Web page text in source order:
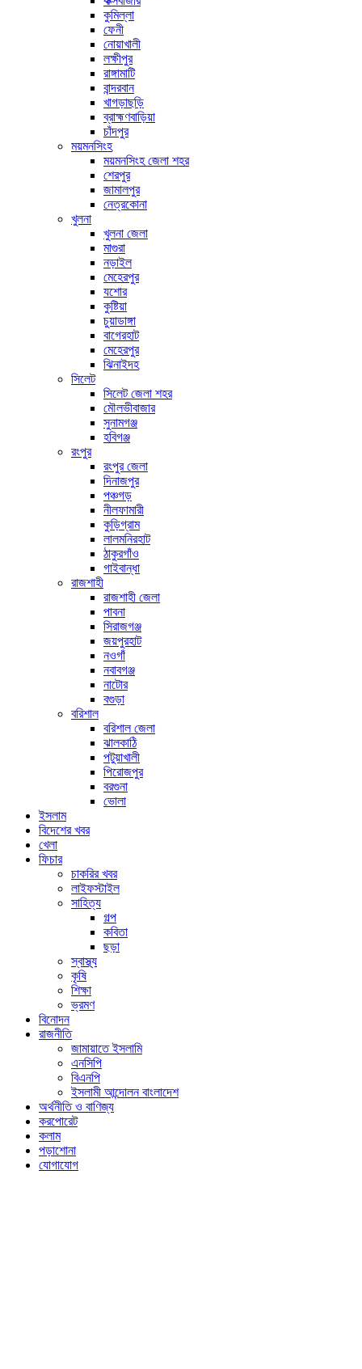
কুমিল্লা
ফেনী
নোয়াখালী
লক্ষীপুর
রাঙ্গামাটি
বান্দরবান
খাগড়াছড়ি
ব্রাহ্মণবাড়িয়া
চাঁদপুর
ময়মনসিংহ
ময়মনসিংহ জেলা শহর
শেরপুর
জামালপুর
নেত্রকোনা
খুলনা
খুলনা জেলা
মাগুরা
নড়াইল
মেহেরপুর
যশোর
কুষ্টিয়া
চুয়াডাঙ্গা
বাগেরহাট
মেহেরপুর
ঝিনাইদহ
সিলেট
সিলেট জেলা শহর
মৌলভীবাজার
সুনামগঞ্জ
হবিগঞ্জ
রংপুর
রংপুর জেলা
দিনাজপুর
পঞ্চগড়
নীলফামারী
কুড়িগ্রাম
লালমনিরহাট
ঠাকুরগাঁও
গাইবান্ধা
রাজশাহী
রাজশাহী জেলা
পাবনা
সিরাজগঞ্জ
জয়পুরহাট
নওগাঁ
নবাবগঞ্জ
নাটোর
বগুড়া
বরিশাল
বরিশাল জেলা
ঝালকাঠি
পটুয়াখালী
পিরোজপুর
বরগুনা
ভোলা
ইসলাম
বিদেশের খবর
খেলা
ফিচার
চাকরির খবর
লাইফস্টাইল
সাহিত্য
গল্প
কবিতা
ছড়া
স্বাস্থ্য
কৃষি
শিক্ষা
ভ্রমণ
বিনোদন
রাজনীতি
জামায়াতে ইসলামি
এনসিপি
বিএনপি
ইসলামী আন্দোলন বাংলাদেশ
অর্থনীতি ও বাণিজ্য
করপোরেট
কলাম
পড়াশোনা
যোগাযোগ